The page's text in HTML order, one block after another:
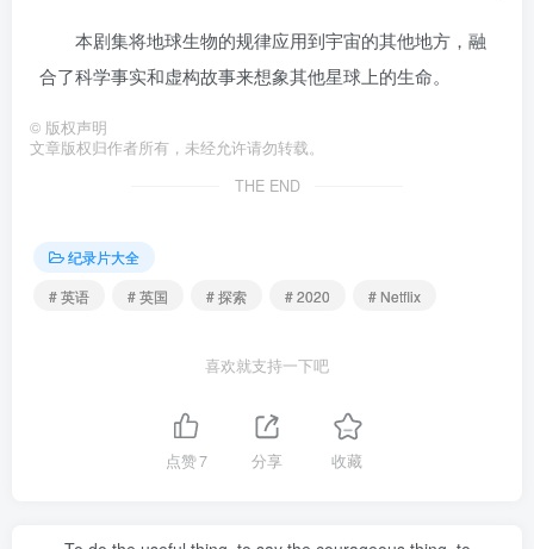
本剧集将地球生物的规律应用到宇宙的其他地方，融
合了科学事实和虚构故事来想象其他星球上的生命。
© 版权声明
文章版权归作者所有，未经允许请勿转载。
THE END
纪录片大全
# 英语
# 英国 # 探索 # 2020 # Netflix
喜欢就支持一下吧
点赞7 分享 收藏